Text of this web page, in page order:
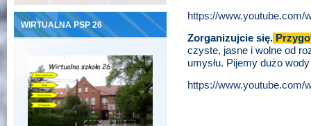
WIRTUALNA PSP 26
https://www.youtube.com/
Zorganizujcie się.
czyste, jasne i wolne od
umysłu. Pijemy dużo
https://www.youtube.com/